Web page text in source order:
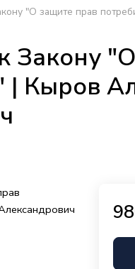
"О защите прав
Закону
| Кыров